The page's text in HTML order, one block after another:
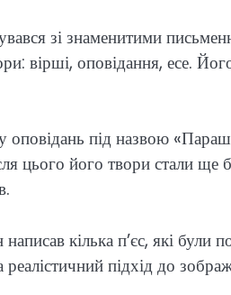
зі знаменитими
вірші, оповідання, есе.
під назвою
цього його твори стали
кілька п’єс, які були
підхід до